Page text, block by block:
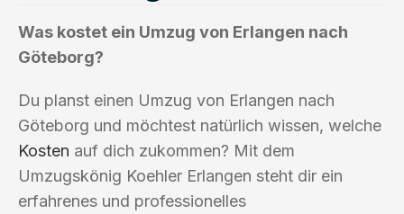
Was kostet ein Umzug von Erlangen nach
Göteborg?
Du planst einen Umzug von Erlangen nach
Göteborg und möchtest natürlich wissen, welche
Kosten auf dich zukommen? Mit dem
Umzugskönig Koehler Erlangen steht dir ein
erfahrenes und professionelles